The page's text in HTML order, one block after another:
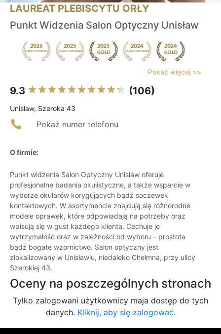
LAUREAT PLEBISCYTU ORŁY
Punkt Widzenia Salon Optyczny Unisław
Pokaż więcej >>
9.3 (106)
Unisław, Szeroka 43
Pokaż numer telefonu
O firmie:
Punkt widzenia Salon Optyczny Unisław oferuje
profesjonalne badania okulistyczne, a także wsparcie w
wyborze okularów korygujących bądź soczewek
kontaktowych. W asortymencie znajdują się różnorodne
modele oprawek, które odpowiadają na potrzeby oraz
wpisują się w gust każdego klienta. Cechuje je
wytrzymałość oraz w zależności od wyboru – prostota
bądź bogate wzornictwo. Salon optyczny jest
zlokalizowany w Unisławiu, niedaleko Chełmna, przy ulicy
Szerokiej 43.
Oceny na poszczególnych stronach
Tylko zalogowani użytkownicy maja dostęp do tych
danych. Kliknij, aby się zalogować.